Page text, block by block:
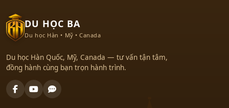
DU HỌC BA
Du học Hàn • Mỹ • Canada
Du học Hàn Quốc, Mỹ, Canada — tư vấn tận tâm,
đồng hành cùng bạn trọn hành trình.